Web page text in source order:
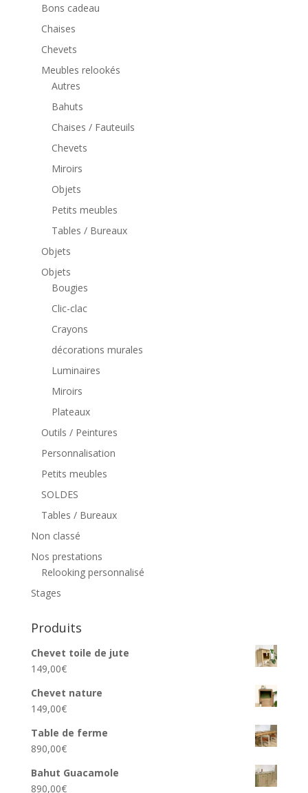
Bons cadeau
Chaises
Chevets
Meubles relookés
Autres
Bahuts
Chaises / Fauteuils
Chevets
Miroirs
Objets
Petits meubles
Tables / Bureaux
Objets
Objets
Bougies
Clic-clac
Crayons
décorations murales
Luminaires
Miroirs
Plateaux
Outils / Peintures
Personnalisation
Petits meubles
SOLDES
Tables / Bureaux
Non classé
Nos prestations
Relooking personnalisé
Stages
Produits
Chevet toile de jute
149,00€
Chevet nature
149,00€
Table de ferme
890,00€
Bahut Guacamole
890,00€